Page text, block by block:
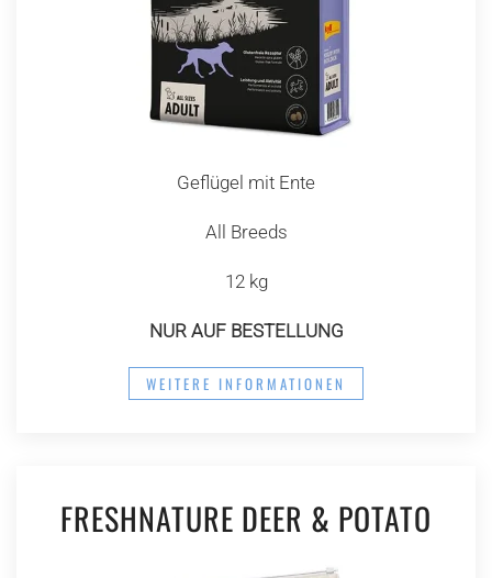
Geflügel mit Ente
All Breeds
12 kg
NUR AUF BESTELLUNG
WEITERE INFORMATIONEN
FRESHNATURE DEER & POTATO